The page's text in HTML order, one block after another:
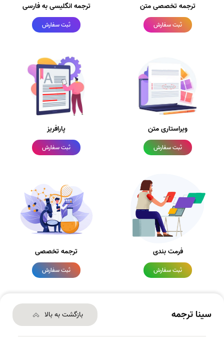
ترجمه تخصصی متن
ثبت سفارش
ترجمه انگلیسی به فارسی
ثبت سفارش
ویراستاری متن
ثبت سفارش
پارافریز
ثبت سفارش
فرمت بندی
ثبت سفارش
ترجمه تخصصی
ثبت سفارش
سینا ترجمه بازگشت به بالا